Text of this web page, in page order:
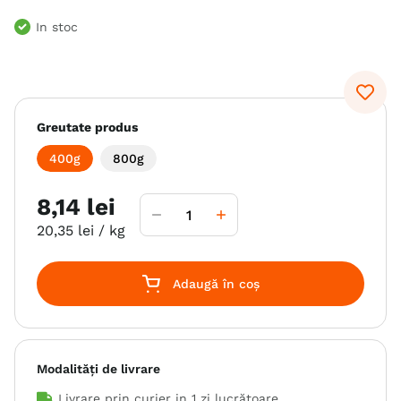
6.
hrana uscata câini
.
brit caini
10. recompense caini
In stoc
Greutate produs
400g 800g
8,14 lei
20,35 lei / kg
Adaugă în coș
Modalități de livrare